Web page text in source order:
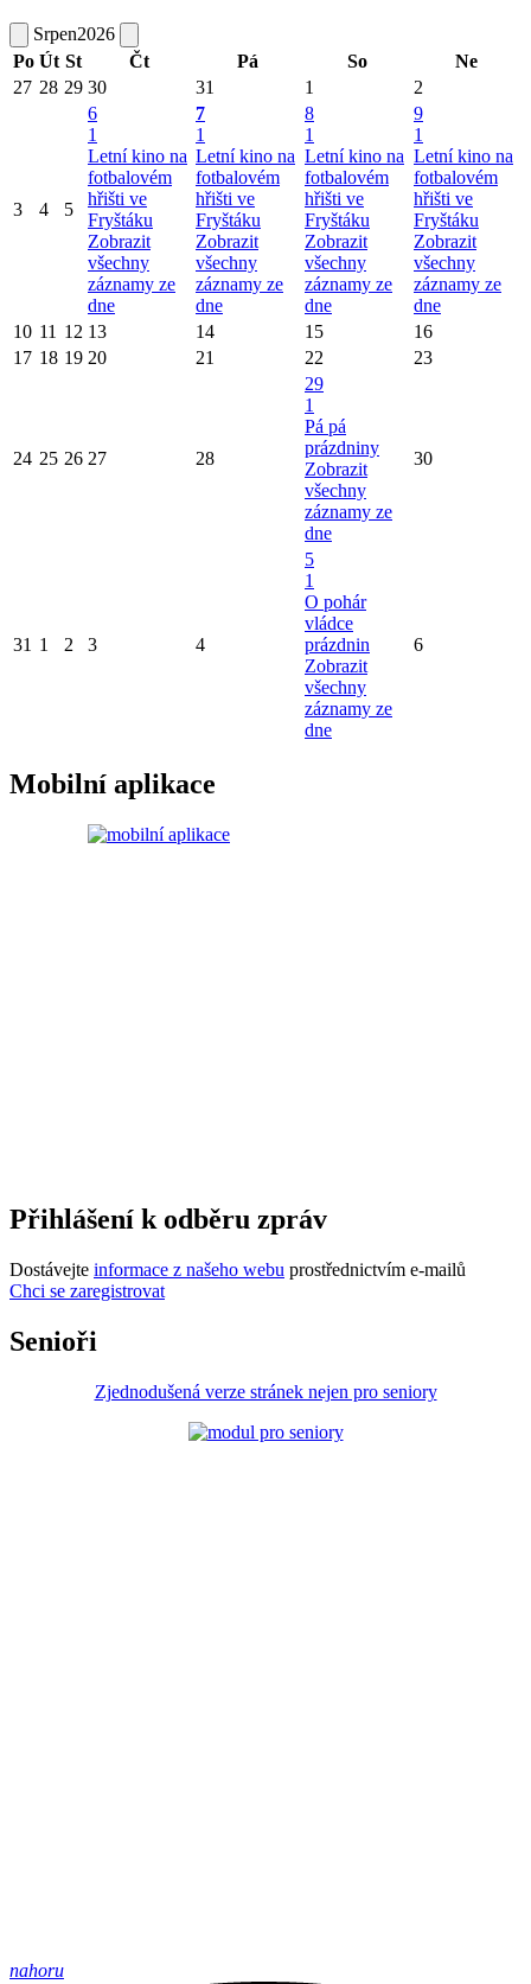
Srpen2026
Po Út St Čt Pá So
Ne
27 28 29 30 31 1 2
3 4 5
6
1
Letní kino na
fotbalovém
hřišti ve
Fryštáku
Zobrazit
všechny
záznamy ze
dne
7
1
Letní kino na
fotbalovém
hřišti ve
Fryštáku
Zobrazit
všechny
záznamy ze
dne
8
1
Letní kino na
fotbalovém
hřišti ve
Fryštáku
Zobrazit
všechny
záznamy ze
dne
9
1
Letní kino na
fotbalovém
hřišti ve
Fryštáku
Zobrazit
všechny
záznamy ze
dne
10 11 12 13 14 15
16
17 18 19 20 21 22 23
24 25 26 27 28
29
1
Pá pá
prázdniny
Zobrazit
všechny
záznamy ze
dne
30
31 1 2 3 4
5
1
O pohár
vládce
prázdnin
Zobrazit
všechny
záznamy ze
dne
6
Mobilní aplikace
Přihlášení k odběru zpráv
Dostávejte informace z našeho webu prostřednictvím e-mailů
Chci se zaregistrovat
Senioři
Zjednodušená verze stránek nejen pro seniory
nahoru